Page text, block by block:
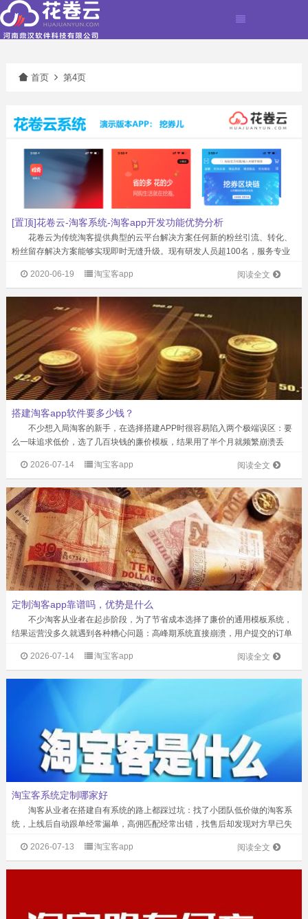
首页 第4页
[置顶]花卷云-淘客系统-淘客app开发功能优势分析
花卷云为传统淘客提供典型的云平台解决方案任何新的粉丝引流、转化、
粉丝留存解决方案能够实现即时无缝升级。现有研发人员超100名，服务专业
累计为站长创造佣金超2亿...
阅读全文
2020-06-19 淘宝客app
搭建淘客app软件要多少钱？
不少想入局淘客的新手，在选择搭建APP时很容易陷入两个极端误区：要
么一味追求低价，选了几百块钱的廉价模板，结果用了半个月就频繁崩溃丢
本用不上的模块，运营起来处处受限，花...
阅读全文
2026-07-14 淘宝客app
定制淘客app靠谱吗，优势是什么
不少淘客从业者在起步阶段，为了节省成本选择了廉价的通用模板系统，
结果运营没多久就遇到各种糟心问题：高峰期系统直接崩溃，用户提交的订单
务商直接跑路，整个系统直接陷入无人维...
阅读全文
2026-07-14 淘宝客app
淘宝客系统定制哪家好
淘客从业者在搭建自有系统的路上都踩过坑：找了小团队低价做的淘客系
统，上线后自动跟单经常漏单，高佣匹配经常出错，找售后却发现对方早已失
睁睁看着流量白白流失。实际上，定制淘...
阅读全文
2026-07-13 淘宝客app